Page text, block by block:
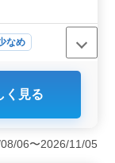
なめ
募集で、雇
通勤手当は全
厚生に力を入
く見る
06〜2026/11/05